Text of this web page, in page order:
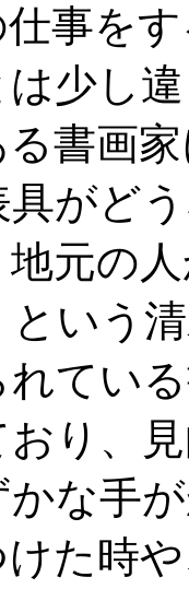
事を
少し
書画
がど
地元の
いう
てい
り、
かな手
た時